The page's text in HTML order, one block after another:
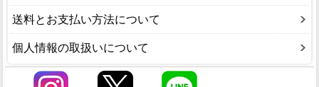
送料とお支払い方法について
個人情報の取扱いについて